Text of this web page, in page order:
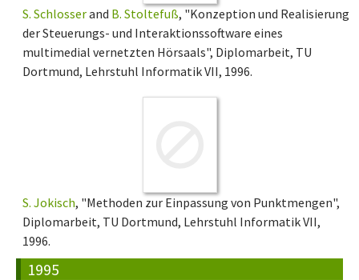
S. Schlosserand B. Stoltefuß, "Konzeption und Realisierung
der Steuerungs- und Interaktionssoftware eines
multimedial vernetzten Hörsaals", Diplomarbeit, TU
Dortmund, Lehrstuhl Informatik VII, 1996.
S. Jokisch, "Methoden zur Einpassung von Punktmengen",
Diplomarbeit, TU Dortmund, Lehrstuhl Informatik VII,
1996.
1995